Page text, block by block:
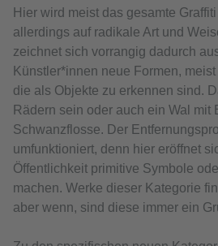
Hier wird meist das gesamte
allerdings auf radikale Art und
zeichnet sich vorrangig dadurch
Künstler*innen neue Formen,
die als Objekte zu erkennen sind.
Rädern sein oder auch ein Wal mit
Schwanzflosse. Der
umfunktioniert, denn hier eröffnet
Öffentlichkeit primitive Symbole
machen. Werke dieser Kategorie
aber wenn, sind diese immer ein